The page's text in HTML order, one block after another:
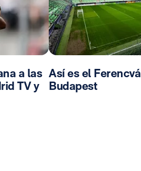
a las
TV y
Así es el
Budapest